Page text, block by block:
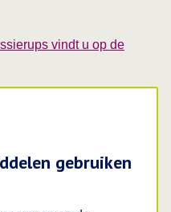
vindt u op de
opent in een nieuw tabblad
gebruiken